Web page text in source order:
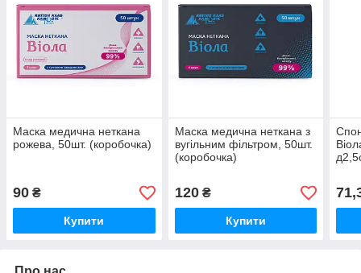
Маска медична неткана
рожева, 50шт. (коробочка)
90 ₴
Купити
Маска медична неткана з
вугільним фільтром, 50шт.
(коробочка)
120₴
Купити